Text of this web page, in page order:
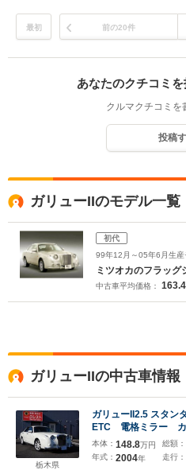
最初 前の20件
あなたのクチコミ
クルマクチコミを
投稿
ガリューIIのモデル一覧
初代
99年12月～05年6月生産
ミツオカのフラッグ
中古車平均価格： 163.4
ガリューIIの中古車情報
栃木県
ガリューII2.5 スタ
ETC 電格ミラー カ
ザートランク 前席
ナビ マイナスイオ
本体： 148.8万円
年式： 2004年
総額：
走行：